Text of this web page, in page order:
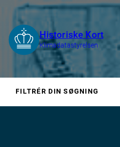
FILTRÉR DIN SØGNING